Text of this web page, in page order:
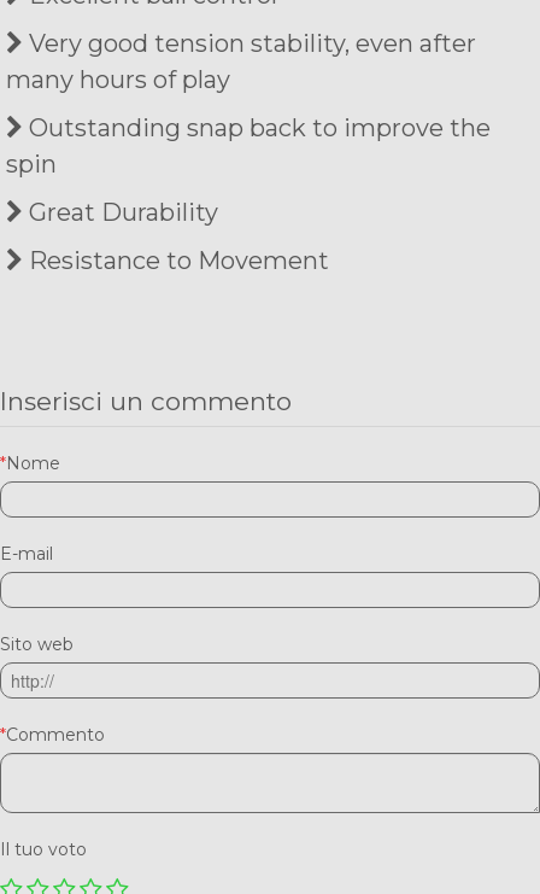
Very good tension stability, even after
many hours of play
Outstanding snap back to improve the
spin
Great Durability
Resistance to Movement
Inserisci un commento
*Nome
E-mail
Sito web
*Commento
Il tuo voto